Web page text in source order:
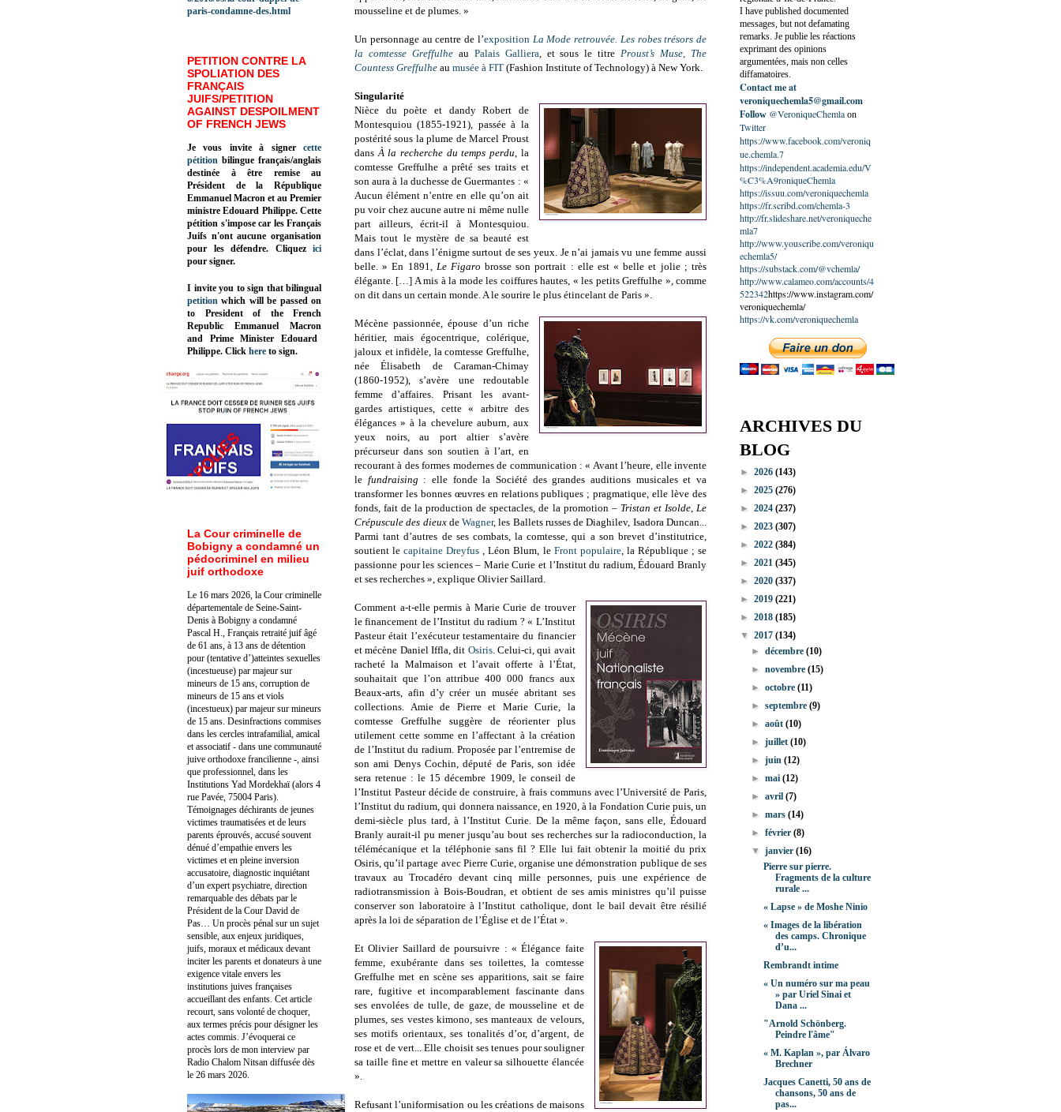
mousseline et de plumes. »
Un personnage au centre de l’exposition La Mode retrouvée. Les robes trésors de
la comtesse Greffulhe au Palais Galliera, et sous le titreProust’s Muse, The
Countess Greffulhe au musée à FIT (Fashion Institute of Technology) à New York.
Singularité
Nièce du poète et dandy Robert de
Montesquiou (1855-1921), passée à la
postérité sous la plume de Marcel Proust
dansÀ la recherche du temps perdu, la
comtesse Greffulhe a prêté ses traits et
son aura à la duchesse de Guermantes : «
Aucun élément n’entre en elle qu’on ait
pu voir chez aucune autre ni même nulle
part ailleurs, écrit-il à Montesquiou.
Mais tout le mystère de sa beauté est
dans l’éclat, dans l’énigme surtout de ses yeux. Je n’ai jamais vu une femme aussi
belle. » En 1891, Le Figaro brosse son portrait : elle est « belle et jolie ; très
élégante. […] A mis à la mode les coiffures hautes, « les petits Greffulhe », comme
on dit dans un certain monde. A le sourire le plus étincelant de Paris ».
Mécène passionnée, épouse d’un riche
héritier, mais égocentrique, colérique,
jaloux et infidèle, la comtesse Greffulhe,
née Élisabeth de Caraman-Chimay
(1860-1952), s’avère une redoutable
femme d’affaires. Prisant les avant-
gardes artistiques, cette « arbitre des
élégances » à la chevelure auburn, aux
yeux noirs, au port altier s’avère
précurseur dans son soutien à l’art, en
recourant à des formes modernes de communication : « Avant l’heure, elle invente
le fundraising : elle fonde la Société des grandes auditions musicales et va
transformer les bonnes œuvres en relations publiques ; pragmatique, elle lève des
fonds, fait de la production de spectacles, de la promotion – Tristan et Isolde,Le
Crépuscule des dieuxdeWagner, les Ballets russes de Diaghilev, Isadora Duncan...
Parmi tant d’autres de ses combats, la comtesse, qui a son brevet d’institutrice,
soutient lecapitaine Dreyfus , Léon Blum, le Front populaire, la République ; se
passionne pour les sciences – Marie Curie et l’Institut du radium, Édouard Branly
et ses recherches », explique Olivier Saillard.
Comment a-t-elle permis à Marie Curie de trouver
le financement de l’Institut du radium ? « L’Institut
Pasteur était l’exécuteur testamentaire du financier
et mécène Daniel Iffla, dit Osiris. Celui-ci, qui avait
racheté la Malmaison et l’avait offerte à l’État,
souhaitait que l’on attribue 400 000 francs aux
Beaux-arts, afin d’y créer un musée abritant ses
collections. Amie de Pierre et Marie Curie, la
comtesse Greffulhe suggère de réorienter plus
utilement cette somme en l’affectant à la création
de l’Institut du radium. Proposée par l’entremise de
son ami Denys Cochin, député de Paris, son idée
sera retenue : le 15 décembre 1909, le conseil de
l’Institut Pasteur décide de construire, à frais communs avec l’Université de Paris,
l’Institut du radium, qui donnera naissance, en 1920, à la Fondation Curie puis, un
demi-siècle plus tard, à l’Institut Curie. De la même façon, sans elle, Édouard
Branly aurait-il pu mener jusqu’au bout ses recherches sur la radioconduction, la
télémécanique et la téléphonie sans fil ? Elle lui fait obtenir la moitié du prix
Osiris, qu’il partage avec Pierre Curie, organise une démonstration publique de ses
travaux au Trocadéro devant cinq mille personnes, puis une expérience de
radiotransmission à Bois-Boudran, et obtient de ses amis ministres qu’il puisse
conserver son laboratoire à l’Institut catholique, dont le bail devait être résilié
après la loi de séparation de l’Église et de l’État ».
Et Olivier Saillard de poursuivre : « Élégance faite
femme, exubérante dans ses toilettes, la comtesse
Greffulhe met en scène ses apparitions, sait se faire
rare, fugitive et incomparablement fascinante dans
ses envolées de tulle, de gaze, de mousseline et de
plumes, ses vestes kimono, ses manteaux de velours,
ses motifs orientaux, ses tonalités d’or, d’argent, de
rose et de vert... Elle choisit ses tenues pour souligner
sa taille fine et mettre en valeur sa silhouette élancée
».
Refusant l’uniformisation ou les créations de maisons
paris-condamne-des.html
PETITION CONTRE LA
SPOLIATION DES
FRANÇAIS
JUIFS/PETITION
AGAINST DESPOILMENT
OF FRENCH JEWS
Je vous invite à signer cette
pétition bilingue français/anglais
destinée à être remise au
Président de la République
Emmanuel Macron et au Premier
ministre Edouard Philippe. Cette
pétition s'impose car les Français
Juifs n'ont aucune organisation
pour les défendre. Cliquez
ici
pour signer.
I invite you to sign that bilingual
petition which will be passed on
to President of the French
Republic Emmanuel Macron
and Prime Minister Edouard
Philippe. Click here to sign.
La Cour criminelle de
Bobigny a condamné un
pédocriminel en milieu
juif orthodoxe
Le 16 mars 2026, la Cour criminelle
départementale de Seine-Saint-
Denis à Bobigny a condamné
Pascal H., Français retraité juif âgé
de 61 ans, à 13 ans de détention
pour (tentative d’)atteintes sexuelles
(incestueuse) par majeur sur
mineurs de 15 ans, corruption de
mineurs de 15 ans et viols
(incestueux) par majeur sur mineurs
de 15 ans. Desinfractions commises
dans les cercles intrafamilial, amical
et associatif - dans une communauté
juive orthodoxe francilienne -, ainsi
que professionnel, dans les
Institutions Yad Mordekhaï (alors 4
rue Pavée, 75004 Paris).
Témoignages déchirants de jeunes
victimes traumatisées et de leurs
parents éprouvés, accusé souvent
dénué d’empathie envers les
victimes et en pleine inversion
accusatoire, diagnostic inquiétant
d’un expert psychiatre, direction
remarquable des débats par le
Président de la Cour David de
Pas… Un procès pénal sur un sujet
sensible, aux enjeux juridiques,
juifs, moraux et médicaux devant
inciter les parents et donateurs à une
exigence vitale envers les
institutions juives françaises
accueillant des enfants. Cet article
recourt, sans volonté de choquer,
aux termes précis pour désigner les
actes commis. J’évoquerai ce
procès lors de mon interview par
Radio Chalom Nitsan diffusée dès
le 26 mars 2026.
I have published documented
messages, but not defamating
remarks. Je publie les réactions
exprimant des opinions
argumentées, mais non celles
diffamatoires.
Contact me at
veroniquechemla5@gmail.com
Follow @VeroniqueChemlaon
Twitter
https://www.facebook.com/veroniq
ue.chemla.7
https://independent.academia.edu/V
%C3%A9roniqueChemla
https://issuu.com/veroniquechemla
https://fr.scribd.com/chemla-3
http://fr.slideshare.net/veroniqueche
mla7
http://www.youscribe.com/veroniqu
echemla5/
https://substack.com/@vchemla/
http://www.calameo.com/accounts/4
522342https://www.instagram.com/
veroniquechemla/
https://vk.com/veroniquechemla
ARCHIVES DU
BLOG
► 2026 (143)
► 2025 (276)
► 2024 (237)
► 2023 (307)
► 2022 (384)
► 2021 (345)
► 2020 (337)
► 2019 (221)
► 2018 (185)
▼ 2017 (134)
►décembre(10)
►novembre(15)
►octobre(11)
►septembre(9)
►août(10)
►juillet(10)
►juin(12)
►mai(12)
►avril(7)
►mars(14)
►février(8)
▼janvier(16)
Pierre sur pierre.
Fragments de la culture
rurale ...
« Lapse » de Moshe Ninio
« Images de la libération
des camps. Chronique
d’u...
Rembrandt intime
« Un numéro sur ma peau
» par Uriel Sinai et
Dana ...
"Arnold Schönberg.
Peindre l'âme"
« M. Kaplan », par Álvaro
Brechner
Jacques Canetti, 50 ans de
chansons, 50 ans de
pas...